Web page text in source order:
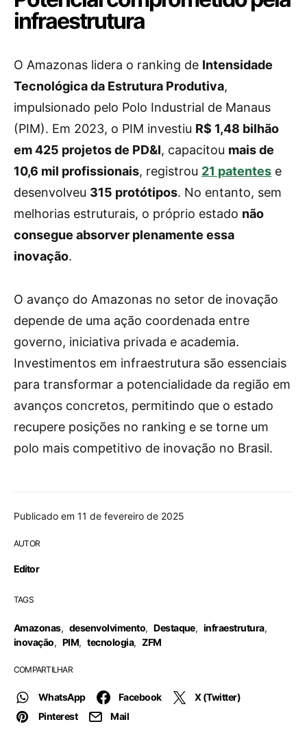
Publicado em 11 de fevereiro de 2025
AUTOR
Editor
TAGS
Amazonas, desenvolvimento, Destaque, infraestrutura,
inovação, PIM, tecnologia, ZFM
COMPARTILHAR
WhatsApp Facebook
X (Twitter)
Pinterest
Mail
infraestrutura
O Amazonas lidera o ranking de Intensidade
Tecnológica da Estrutura Produtiva,
impulsionado pelo Polo Industrial de Manaus
(PIM). Em 2023, o PIM investiu R$ 1,48 bilhão
em 425 projetos de PD&I, capacitou mais de
10,6 mil profissionais, registrou 21 patentes e
desenvolveu 315 protótipos. No entanto, sem
melhorias estruturais, o próprio estado não
consegue absorver plenamente essa
inovação.
O avanço do Amazonas no setor de inovação
depende de uma ação coordenada entre
governo, iniciativa privada e academia.
Investimentos em infraestrutura são essenciais
para transformar a potencialidade da região em
avanços concretos, permitindo que o estado
recupere posições no ranking e se torne um
polo mais competitivo de inovação no Brasil.